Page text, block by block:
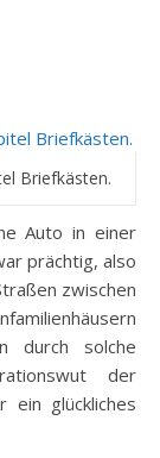
Briefkästen.
prächtig, also
zwischen
durch solche
der
ein glückliches